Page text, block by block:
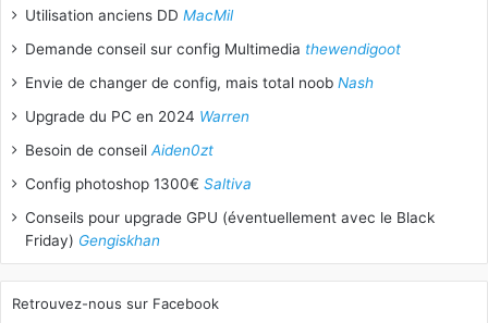
Utilisation anciens DD MacMil
Demande conseil sur config Multimedia thewendigoot
Envie de changer de config, mais total noob Nash
Upgrade du PC en 2024 Warren
Besoin de conseil Aiden0zt
Config photoshop 1300€ Saltiva
Conseils pour upgrade GPU (éventuellement avec le Black
Friday) Gengiskhan
Retrouvez-nous sur Facebook